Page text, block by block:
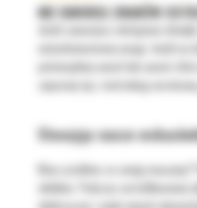
NIE IGNORUJ ZNAKÓW
Jeżeli zauważysz nietypowe
natychmiastowej uwagi. Jeżeli
potencjalnej awarii lub awarii,
zapoznaj się z instrukcją
Stosując nasze
Masz problem ze swoją
silników. Podczas certyfikowanej